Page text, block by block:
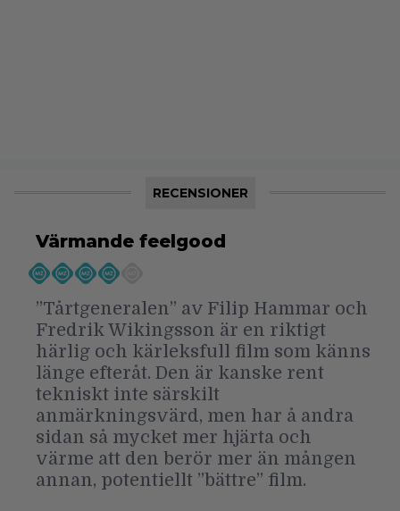
RECENSIONER
Värmande feelgood
”Tårtgeneralen” av Filip Hammar och
Fredrik Wikingsson är en riktigt
härlig och kärleksfull film som känns
länge efteråt. Den är kanske rent
tekniskt inte särskilt
anmärkningsvärd, men har å andra
sidan så mycket mer hjärta och
värme att den berör mer än mången
annan, potentiellt ”bättre” film.